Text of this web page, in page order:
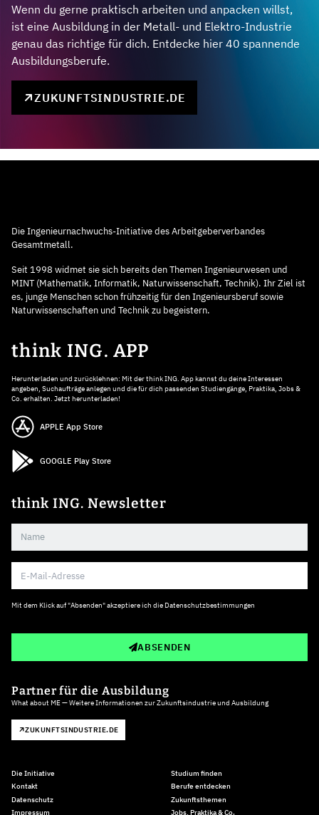
Wenn du gerne praktisch arbeiten und anpacken willst,
ist eine Ausbildung in der Metall- und Elektro-Industrie
genau das richtige für dich. Entdecke hier 40 spannende
Ausbildungsberufe.
ZUKUNFTSINDUSTRIE.DE
Die Ingenieurnachwuchs-Initiative des Arbeitgeberverbandes
Gesamtmetall.
Seit 1998 widmet sie sich bereits den Themen Ingenieurwesen und
MINT (Mathematik, Informatik, Naturwissenschaft, Technik). Ihr Ziel ist
es, junge Menschen schon frühzeitig für den Ingenieursberuf sowie
Naturwissenschaften und Technik zu begeistern.
think ING. APP
Herunterladen und zurücklehnen: Mit der think ING. App kannst du deine Interessen
angeben, Suchaufträge anlegen und die für dich passenden Studiengänge, Praktika, Jobs &
Co. erhalten. Jetzt herunterladen!
APPLE App Store
GOOGLE Play Store
think ING. Newsletter
Mit dem Klick auf "Absenden" akzeptiere ich die Datenschutzbestimmungen
ABSENDEN
Partner für die Ausbildung
What about ME — Weitere Informationen zur Zukunftsindustrie und Ausbildung
ZUKUNFTSINDUSTRIE.DE
Die Initiative
Kontakt
Datenschutz
Impressum
Studium finden
Berufe entdecken
Zukunftsthemen
Jobs, Praktika & Co.